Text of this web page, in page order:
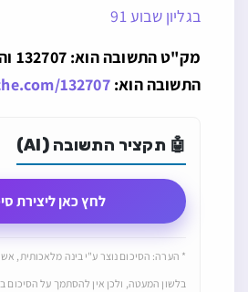
בגליון שבוע 91
התשובה הוא:132707
🤖 תקציר התשובה (AI)
לחץ כאן ליצירת
* הערה: הסיכום נוצר ע"י בינה מלאכותית,
בלשון המעטה, ולכן אין להסתמך על הסיכום